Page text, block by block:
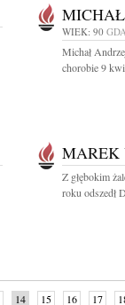
WIEK: 90
Michał
chorobie 9
MAREK
Z głębokim
roku odszedł
14 15 16 17